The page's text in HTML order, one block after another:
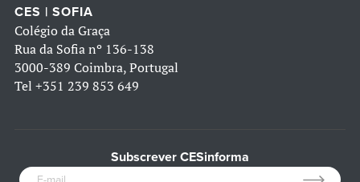
CES | SOFIA
Colégio da Graça
Rua da Sofia nº 136-138
3000-389 Coimbra, Portugal
Tel +351 239 853 649
Subscrever CESinforma